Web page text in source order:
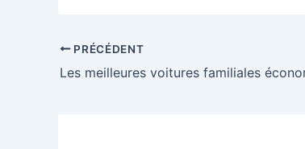
PRÉCÉDENT
Les meilleures voitures familiales